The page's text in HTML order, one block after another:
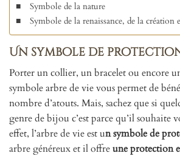
Symbole de la nature
Symbole de la renaissance, de la création
Un symbole de
Porter un collier, un bracelet ou encore
symbole arbre de vie vous permet de
nombre d’atouts. Mais, sachez que si
genre de bijou c’est parce qu’il souhaite
effet, l’arbre de vie est un symbole de
arbre généreux et il offreune protection